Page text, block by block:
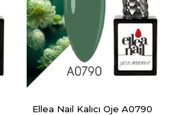
Ellea Nail Kalıcı Oje A0790